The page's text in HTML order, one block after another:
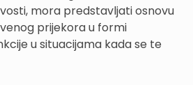
mora predstavljati osnovu
prijekora u formi
u situacijama kada se te